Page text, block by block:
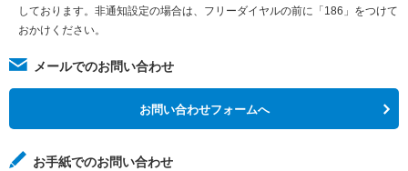
しております。非通知設定の場合は、フリーダイヤルの前に「186」をつけて
おかけください。
メールでのお問い合わせ
お問い合わせフォームへ
お手紙でのお問い合わせ